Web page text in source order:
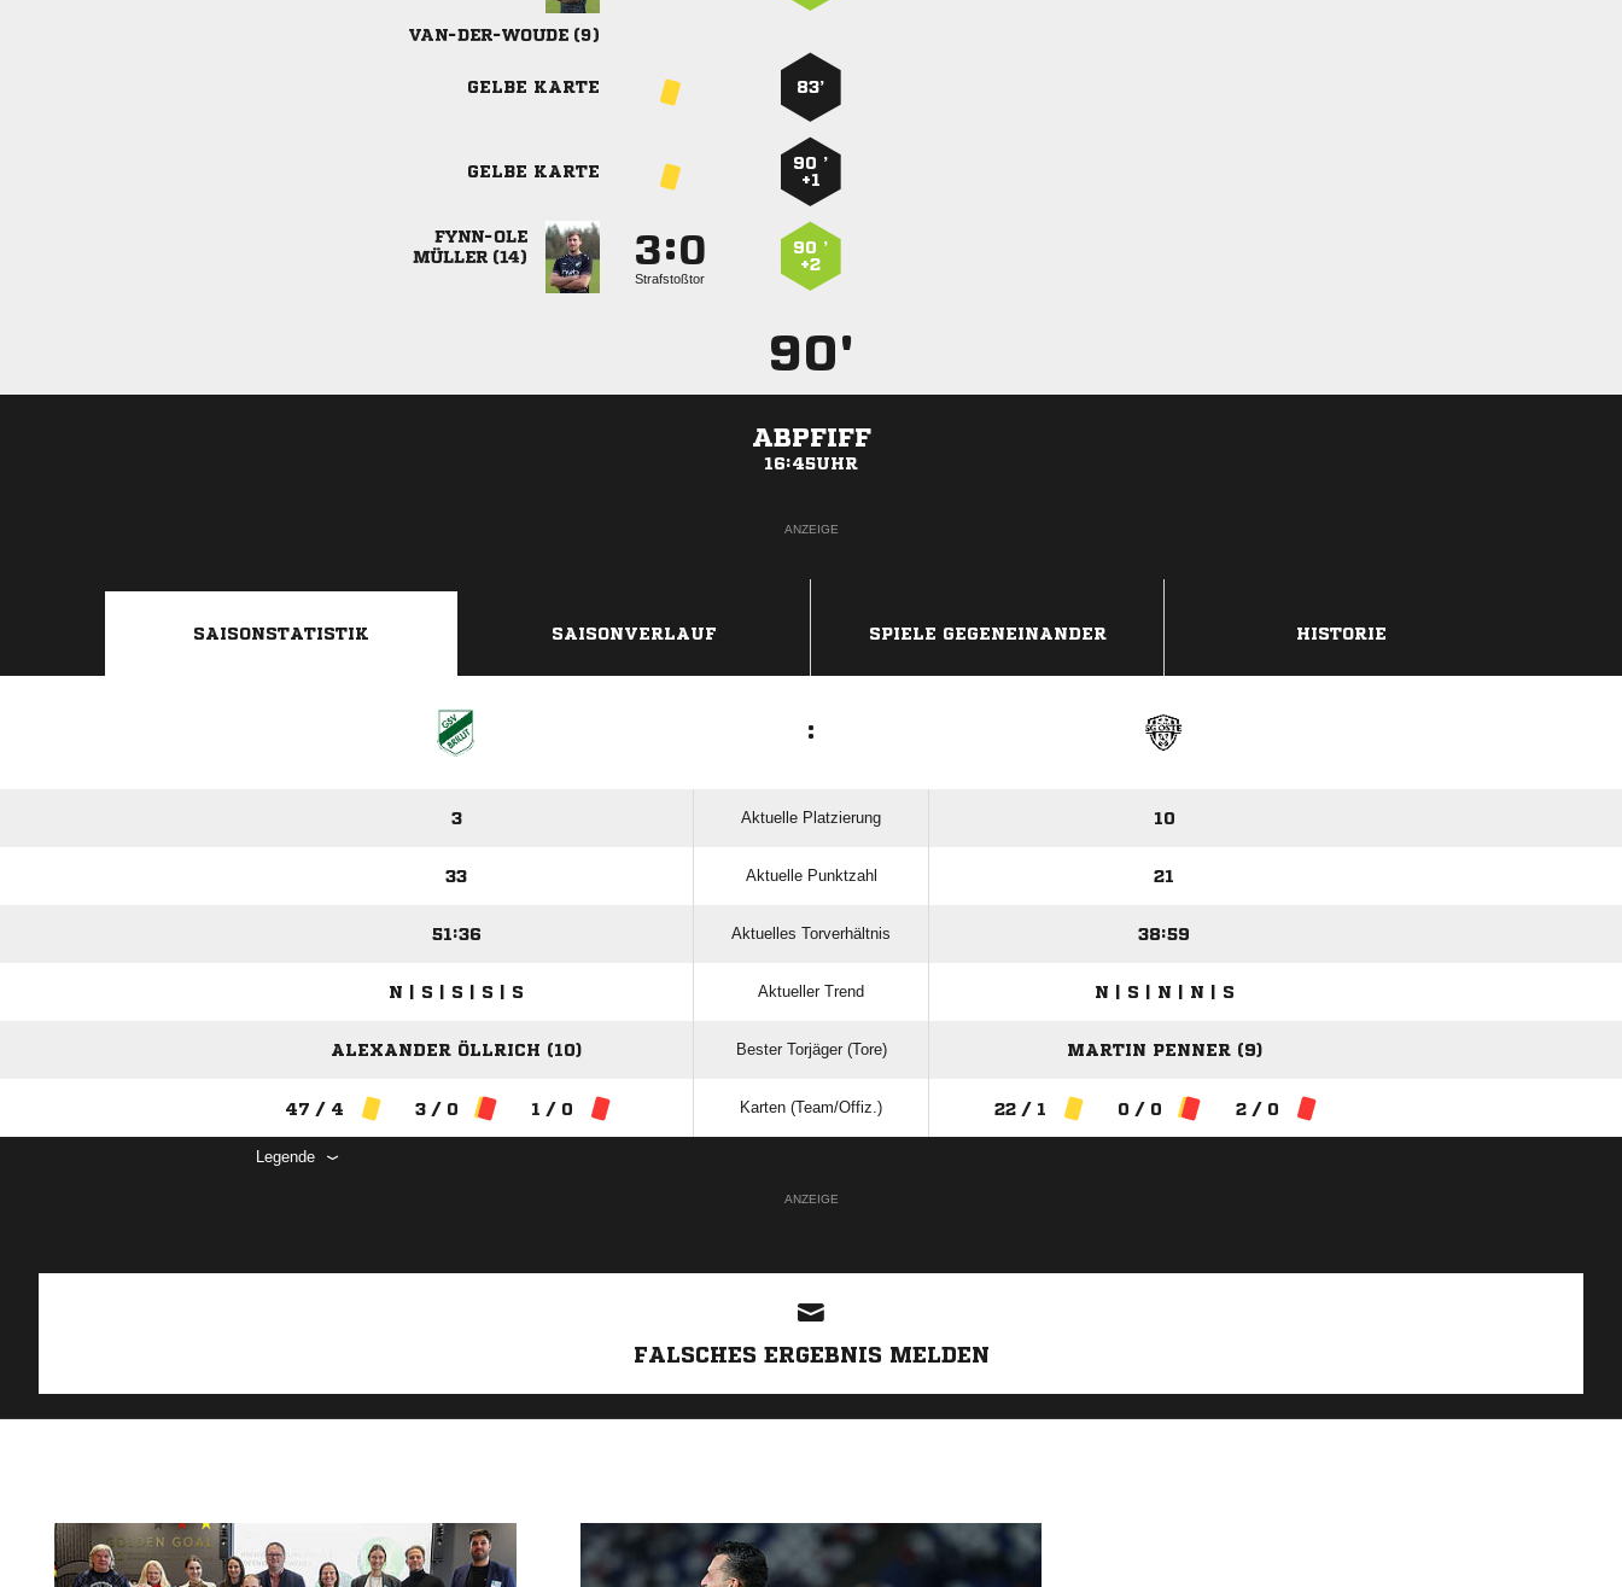
 
GELBE KARTE 83’
GELBE KARTE
90 ’
+1

 
:
Strafstoßtor
90 ’
+2
90'
ABPFIFF
16:45UHR
ANZEIGE
SAISONSTATISTIK SAISONVERLAUF SPIELE GEGENEINANDER HISTORIE
:
3 Aktuelle Platzierung 10
33 Aktuelle Punktzahl 21
51:36 Aktuelles Torverhältnis 38:59
N | S | S | S | S Aktueller Trend N | S | N | N | S
ALEXANDER ÖLLRICH (10) Bester Torjäger (Tore) MARTIN PENNER (9)
47 / 4 3 / 0 1 / 0 Karten (Team/Offiz.) 22 / 1 0 / 0 2 / 0
Legende
ANZEIGE
FALSCHES ERGEBNIS MELDEN